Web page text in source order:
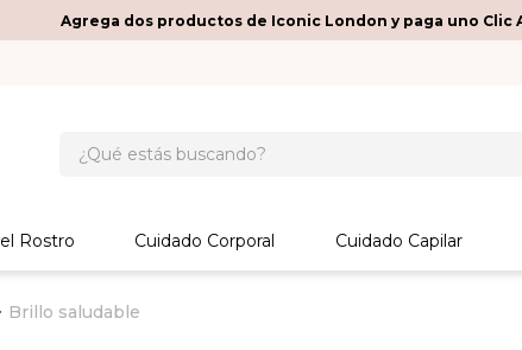
Agrega dos productos de Iconic London y paga uno Clic
Rostro Cuidado Corporal Cuidado Capilar
Brillo saludable